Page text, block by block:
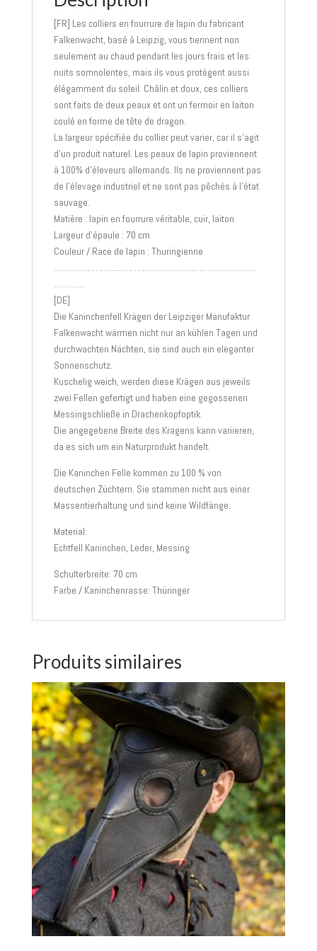
[FR] Les colliers en fourrure de lapin du fabricant
Falkenwacht, basé à Leipzig, vous tiennent non
seulement au chaud pendant les jours frais et les
nuits somnolentes, mais ils vous protègent aussi
élégamment du soleil. Châlin et doux, ces colliers
sont faits de deux peaux et ont un fermoir en laiton
coulé en forme de tête de dragon.
La largeur spécifiée du collier peut varier, car il s’agit
d’un produit naturel. Les peaux de lapin proviennent
à 100% d’éleveurs allemands. Ils ne proviennent pas
de l’élevage industriel et ne sont pas pêchés à l’état
sauvage.
Matière : lapin en fourrure véritable, cuir, laiton
Largeur d’épaule : 70 cm
Couleur / Race de lapin : Thuringienne
……………………………………………………………………
…………
[DE]
Die Kaninchenfell Krägen der Leipziger Manufaktur
Falkenwacht wärmen nicht nur an kühlen Tagen und
durchwachten Nächten, sie sind auch ein eleganter
Sonnenschutz.
Kuschelig weich, werden diese Krägen aus jeweils
zwei Fellen gefertigt und haben eine gegossenen
Messingschließe in Drachenkopfoptik.
Die angegebene Breite des Kragens kann variieren,
da es sich um ein Naturprodukt handelt.
Die Kaninchen Felle kommen zu 100 % von
deutschen Züchtern. Sie stammen nicht aus einer
Massentierhaltung und sind keine Wildfänge.
Material:
Echtfell Kaninchen, Leder, Messing
Schulterbreite: 70 cm
Farbe / Kaninchenrasse: Thüringer
Produits similaires